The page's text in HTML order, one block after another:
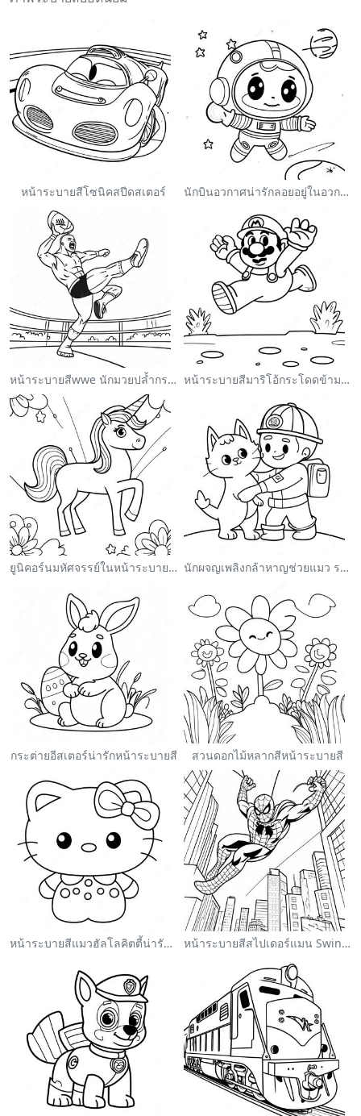
หน้าระบายสีโซนิคสปีดสเตอร์ นักบินอวกาศน่ารักลอยอยู่ในอวกาศ ระบายสี
หน้าระบายสีwwe นักมวยปล้ำกระโดดใส่คู่ต่อสู้ หน้าระบายสีมาริโอ้กระโดดข้ามกูมบา
ยูนิคอร์นมหัศจรรย์ในหน้าระบายสีสายรุ้ง นักผจญเพลิงกล้าหาญช่วยแมว ระบายสี
กระต่ายอีสเตอร์น่ารักหน้าระบายสี สวนดอกไม้หลากสีหน้าระบายสี
หน้าระบายสีแมวฮัลโลคิตตี้น่ารักพร้อมโบว์ หน้าระบายสีสไปเดอร์แมน Swinging ผ่านเมือง